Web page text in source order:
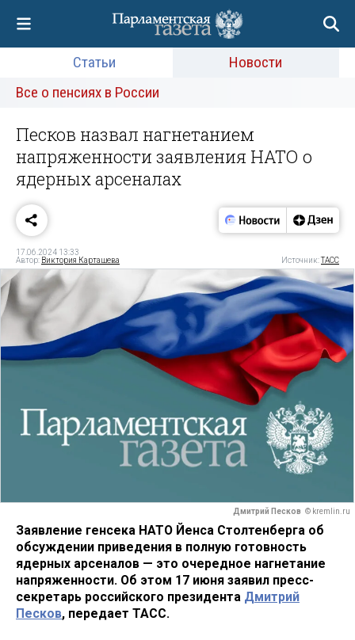
Статьи
Новости
Все о пенсиях в России
Песков назвал нагнетанием
напряженности заявления НАТО о
ядерных арсеналах
17.06.2024 13:33
Автор: Виктория Карташева Источник:ТАСС
Дмитрий Песков © kremlin.ru
Заявление генсека НАТО Йенса Столтенберга об
обсуждении приведения в полную готовность
ядерных арсеналов — это очередное нагнетание
напряженности. Об этом 17 июня заявил пресс-
секретарь российского президента Дмитрий
Песков, передает ТАСС.